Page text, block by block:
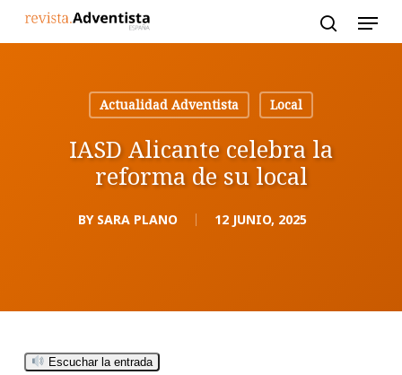
Actualidad Adventista
Local
IASD Alicante celebra la
reforma de su local
BY SARA PLANO 12 JUNIO, 2025
Escuchar la entrada